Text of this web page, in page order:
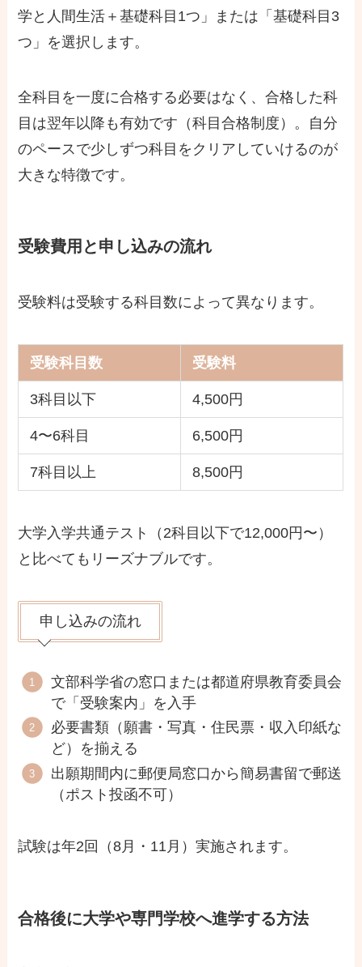
学と人間生活＋基礎科目1つ」または「基礎科目3
つ」を選択します。
全科目を一度に合格する必要はなく、合格した科
目は翌年以降も有効です（科目合格制度）。自分
のペースで少しずつ科目をクリアしていけるのが
大きな特徴です。
受験費用と申し込みの流れ
受験料は受験する科目数によって異なります。
受験科目数 受験料
3科目以下 4,500円
4〜6科目 6,500円
7科目以上 8,500円
大学入学共通テスト（2科目以下で12,000円〜）
と比べてもリーズナブルです。
申し込みの流れ
文部科学省の窓口または都道府県教育委員会
で「受験案内」を入手
必要書類（願書・写真・住民票・収入印紙な
ど）を揃える
出願期間内に郵便局窓口から簡易書留で郵送
（ポスト投函不可）
試験は年2回（8月・11月）実施されます。
合格後に大学や専門学校へ進学する方法